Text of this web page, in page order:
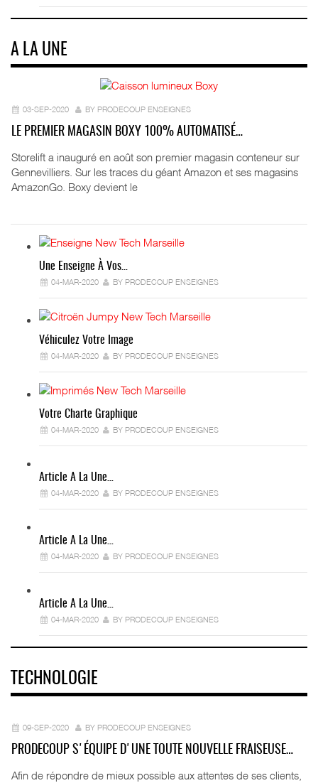
A LA UNE
03-SEP-2020 BY PRODECOUP ENSEIGNES
LE PREMIER MAGASIN BOXY 100% AUTOMATISÉ…
Storelift a inauguré en août son premier magasin conteneur sur
Gennevilliers. Sur les traces du géant Amazon et ses magasins
AmazonGo. Boxy devient le
Une Enseigne À Vos…
04-MAR-2020 BY PRODECOUP ENSEIGNES
Véhiculez Votre Image
04-MAR-2020 BY PRODECOUP ENSEIGNES
Votre Charte Graphique
04-MAR-2020 BY PRODECOUP ENSEIGNES
Article A La Une…
04-MAR-2020 BY PRODECOUP ENSEIGNES
Article A La Une…
04-MAR-2020 BY PRODECOUP ENSEIGNES
Article A La Une…
04-MAR-2020 BY PRODECOUP ENSEIGNES
TECHNOLOGIE
09-SEP-2020 BY PRODECOUP ENSEIGNES
PRODECOUP S'ÉQUIPE D'UNE TOUTE NOUVELLE FRAISEUSE…
Afin de répondre de mieux possible aux attentes de ses clients,